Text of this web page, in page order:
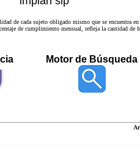
de cada sujeto obligado mismo que se encuentra en
de cumplimiento mensual, refleja la cantidad
Motor de Búsqueda